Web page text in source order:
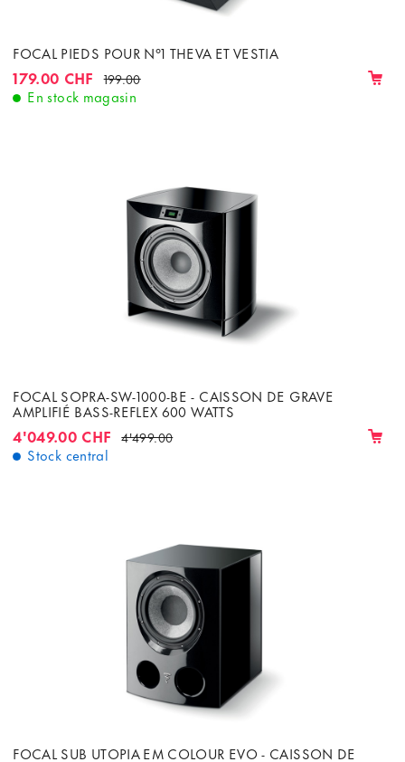
FOCAL PIEDS POUR N°1 THEVA ET VESTIA
179.00 CHF 199.00
En stock magasin
FOCAL SOPRA-SW-1000-BE - CAISSON DE GRAVE
AMPLIFIÉ BASS-REFLEX 600 WATTS
4'049.00 CHF 4'499.00
Stock central
FOCAL SUB UTOPIA EM COLOUR EVO - CAISSON DE